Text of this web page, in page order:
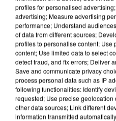
profiles for personalised
advertising; Measure advertising
performance; Understand
of data from different sources;
profiles to personalise content; Use
content; Use limited data to select
detect fraud, and fix errors; Deliver
Save and communicate privacy
process personal data such as IP
following functionalities: Identify
requested; Use precise
other data sources; Link different
information transmitted